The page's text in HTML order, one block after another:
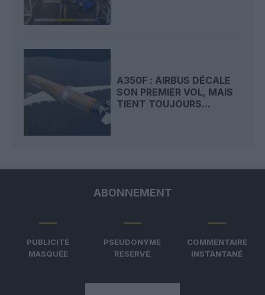
A350F : AIRBUS DÉCALE
SON PREMIER VOL, MAIS
TIENT TOUJOURS...
ABONNEMENT
PUBLICITÉ
MASQUÉE
PSEUDONYME
RÉSERVÉ
COMMENTAIRE
INSTANTANÉ